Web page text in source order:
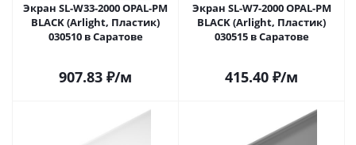
Экран SL-W33-2000 OPAL-PM
BLACK (Arlight, Пластик)
030510 в Саратове
907.83 ₽/м
Экран SL-W7-2000 OPAL-PM
BLACK (Arlight, Пластик)
030515 в Саратове
415.40 ₽/м